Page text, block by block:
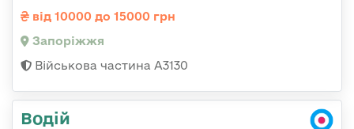
від 10000 до 15000 грн
Запоріжжя
Військова частина А3130
Водій